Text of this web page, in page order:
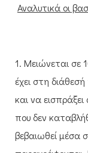
Αναλυτικά οι
1. Μειώνεται σε
έχει στη
και να
που δεν
βεβαιωθεί μέσα